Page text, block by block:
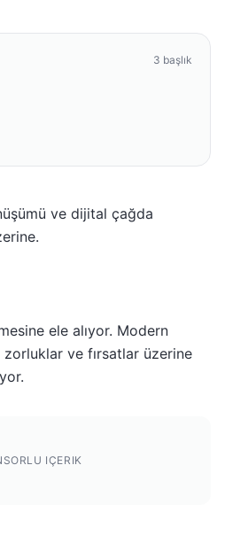
3 başlık
ve dijital çağda
ele alıyor. Modern
zorluklar ve fırsatlar üzerine
IÇERIK